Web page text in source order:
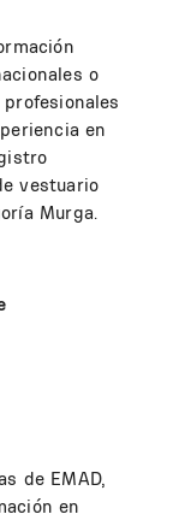
o
profesionales
en
vestuario
Murga.
de EMAD,
en